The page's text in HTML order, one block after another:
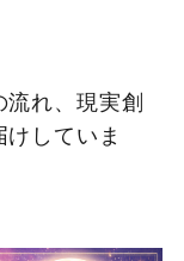
れ、現実創
していま